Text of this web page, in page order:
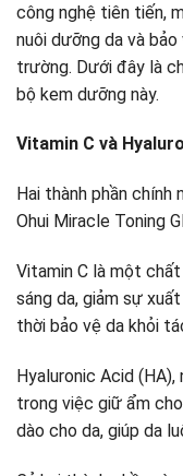
công nghệ tiên tiến,
nuôi dưỡng da và
trường. Dưới đây là
bộ kem dưỡng này.
Vitamin C và
Hai thành phần chính
Ohui Miracle Toning
Vitamin C là một
sáng da, giảm sự
thời bảo vệ da khỏi
Hyaluronic Acid
trong việc giữ ẩm
dào cho da, giúp da